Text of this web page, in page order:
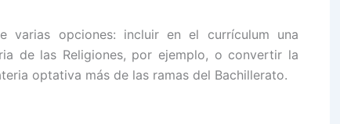
varias opciones: incluir en el currículum una
de las Religiones, por ejemplo, o convertir la
optativa más de las ramas del Bachillerato.